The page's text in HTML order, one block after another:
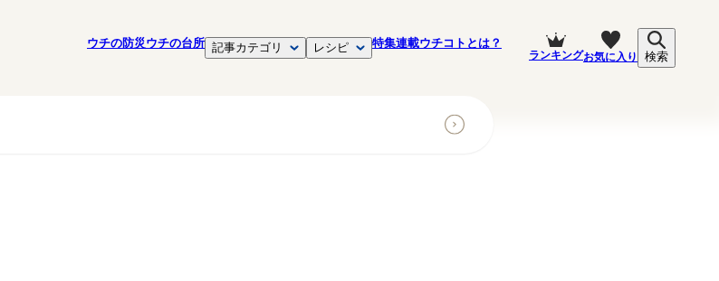
ウチの防災ウチの台所 記事カテゴリ レシピ 特集連載ウチコトとは？
ランキングお気に入り 検索